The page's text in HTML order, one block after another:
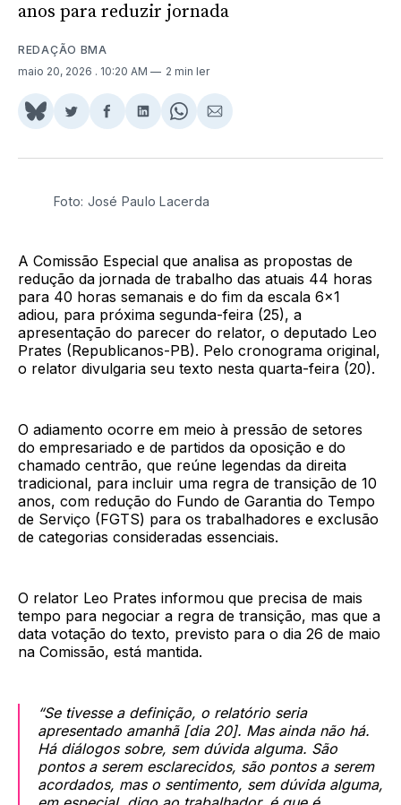
anos para reduzir jornada
REDAÇÃO BMA
maio 20, 2026 . 10:20 AM 2 min ler
Share
BlueSky
Compartilhar
Twitter
Compartilhar
Facebook
Compartilhar
LinkedIn
Share
WhatsApp
Compartilhar
Email
Foto: José Paulo Lacerda
A Comissão Especial que analisa as propostas de
redução da jornada de trabalho das atuais 44 horas
para 40 horas semanais e do fim da escala 6x1
adiou, para próxima segunda-feira (25), a
apresentação do parecer do relator, o deputado Leo
Prates (Republicanos-PB). Pelo cronograma original,
o relator divulgaria seu texto nesta quarta-feira (20).
O adiamento ocorre em meio à pressão de setores
do empresariado e de partidos da oposição e do
chamado centrão, que reúne legendas da direita
tradicional, para incluir uma regra de transição de 10
anos, com redução do Fundo de Garantia do Tempo
de Serviço (FGTS) para os trabalhadores e exclusão
de categorias consideradas essenciais.
O relator Leo Prates informou que precisa de mais
tempo para negociar a regra de transição, mas que a
data votação do texto, previsto para o dia 26 de maio
na Comissão, está mantida.
“Se tivesse a definição, o relatório seria
apresentado amanhã [dia 20]. Mas ainda não há.
Há diálogos sobre, sem dúvida alguma. São
pontos a serem esclarecidos, são pontos a serem
acordados, mas o sentimento, sem dúvida alguma,